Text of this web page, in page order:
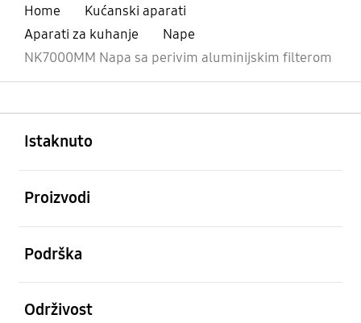
Home
Kućanski aparati
Aparati za kuhanje
Nape
NK7000MM Napa sa perivim aluminijskim filterom
Istaknuto
Proizvodi
Podrška
Održivost